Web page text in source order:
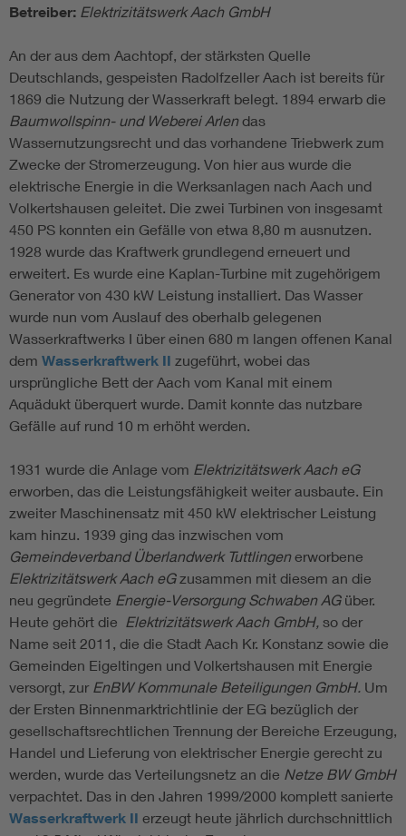
Betreiber: Elektrizitätswerk Aach GmbH
An der aus dem Aachtopf, der stärksten Quelle
Deutschlands, gespeisten Radolfzeller Aach ist bereits für
1869 die Nutzung der Wasserkraft belegt. 1894 erwarb die
Baumwollspinn- und Weberei Arlendas
Wassernutzungsrecht und das vorhandene Triebwerk zum
Zwecke der Stromerzeugung. Von hier aus wurde die
elektrische Energie in die Werksanlagen nach Aach und
Volkertshausen geleitet. Die zwei Turbinen von insgesamt
450 PS konnten ein Gefälle von etwa 8,80 m ausnutzen.
1928 wurde das Kraftwerk grundlegend erneuert und
erweitert. Es wurde eine Kaplan-Turbine mit zugehörigem
Generator von 430 kW Leistung installiert. Das Wasser
wurde nun vom Auslauf des oberhalb gelegenen
Wasserkraftwerks I über einen 680 m langen offenen Kanal
dem Wasserkraftwerk II zugeführt, wobei das
ursprüngliche Bett der Aach vom Kanal mit einem
Aquädukt überquert wurde. Damit konnte das nutzbare
Gefälle auf rund 10 m erhöht werden.
1931 wurde die Anlage vom Elektrizitätswerk Aach eG
erworben, das die Leistungsfähigkeit weiter ausbaute. Ein
zweiter Maschinensatz mit 450 kW elektrischer Leistung
kam hinzu. 1939 ging das inzwischen vom
Gemeindeverband Überlandwerk Tuttlingenerworbene
Elektrizitätswerk Aach eGzusammen mit diesem an die
neu gegründete Energie-Versorgung Schwaben AGüber.
Heute gehört die Elektrizitätswerk Aach GmbH, so der
Name seit 2011, die die Stadt Aach Kr. Konstanz sowie die
Gemeinden Eigeltingen und Volkertshausen mit Energie
versorgt, zur EnBW Kommunale Beteiligungen GmbH. Um
der Ersten Binnenmarktrichtlinie der EG bezüglich der
gesellschaftsrechtlichen Trennung der Bereiche Erzeugung,
Handel und Lieferung von elektrischer Energie gerecht zu
werden, wurde das Verteilungsnetz an die Netze BW GmbH
verpachtet. Das in den Jahren 1999/2000 komplett sanierte
Wasserkraftwerk II erzeugt heute jährlich durchschnittlich